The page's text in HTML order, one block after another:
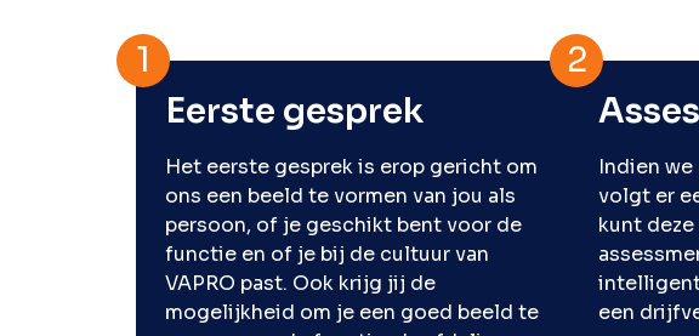
Eerste gesprek
Het eerste gesprek is erop gericht om
ons een beeld te vormen van jou als
persoon, of je geschikt bent voor de
functie en of je bij de cultuur van
VAPRO past. Ook krijg jij de
mogelijkheid om je een goed beeld te
Indien
volgt er
kunt
een